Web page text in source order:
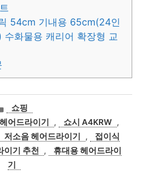
54cm 기내용 65cm(24인
화물용 캐리어 확장형 교
카
테
고
리
쇼핑
어드라이기 , 쇼시 A4KRW ,
저소음 헤어드라이기 ,
접이식
이기 추천 ,
휴대용 헤어드라이
기